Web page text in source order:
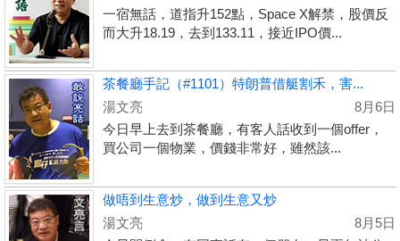
一宿無話，道指升152點，Space X解禁，股價反
而大升18.19，去到133.11，接近IPO價...
茶餐廳手記（#1101）特朗普借艇割禾，害...
湯文亮
8月6日
今日早上去到茶餐廳，有客人話收到一個offer，
買公司一個物業，價錢非常好，雖然該...
做唔到生意炒，做到生意又炒
湯文亮
8月5日